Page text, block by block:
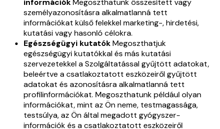
információkMegoszthatunk összesített vagy
személyazonosításra alkalmatlanná tett
információkat külső felekkel marketing-, hirdetési,
kutatási vagy hasonló célokra.
Egészségügyi kutatókMegoszthatjuk
egészségügyi kutatókkal és más kutatási
szervezetekkel a Szolgáltatással gyűjtött adatokat,
beleértve a csatlakoztatott eszközeiről gyűjtött
adatokat és azonosításra alkalmatlanná tett
profilinformációkat. Megoszthatunk például olyan
információkat, mint az Ön neme, testmagassága,
testsúlya, az Ön által megadott gyógyszer-
információk és a csatlakoztatott eszközeiről